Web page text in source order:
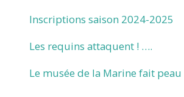
Inscriptions saison 2024-2025
Les requins attaquent ! ….
Le musée de la Marine fait peau